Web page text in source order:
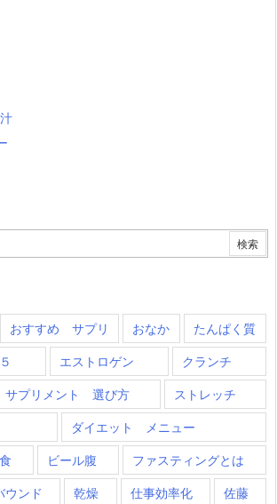
おすすめ サプリ おなか
たんぱく質
エストロゲン
クランチ
サプリメント 選び方
ストレッチ
ダイエット メニュー
ビール腹
ファスティングとは
ウンド 乾燥 仕事効率化
佐藤